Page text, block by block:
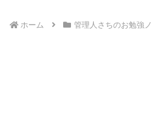
ホーム 管理人さちのお勉強